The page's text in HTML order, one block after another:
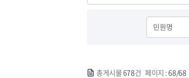
총게시물678건 페이지 :68/68